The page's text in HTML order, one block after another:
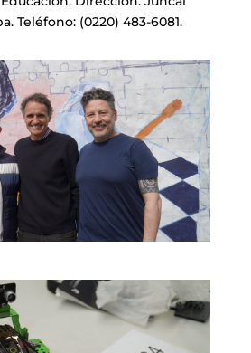
Teléfono: (0220) 483-6081.